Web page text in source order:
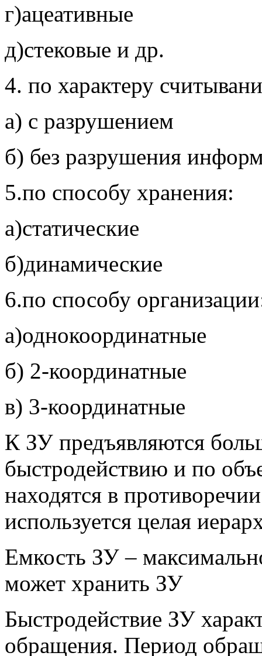
г)ацеативные
д)стековые и др.
4. по характеру
а) с разрушением
б) без разрушения
5.по способу хранения:
а)статические
б)динамические
6.по способу
а)однокоординатные
б) 2-координатные
в) 3-координатные
К ЗУ предъявляются
быстродействию и по
находятся в
используется целая
Емкость ЗУ –
может хранить ЗУ
Быстродействие ЗУ
обращения. Период